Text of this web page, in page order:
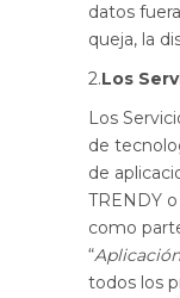
datos
queja, la
2.Los
Los
de
de
TRENDY
como
“Aplicación
todos los